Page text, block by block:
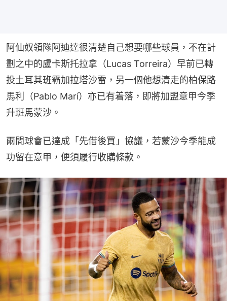
阿仙奴領隊阿迪達很清楚自己想要哪些球員，不在計
劃之中的盧卡斯托拉拿（Lucas Torreira）早前已轉
投土耳其班霸加拉塔沙雷，另一個他想清走的柏保路
馬利（Pablo Marí）亦已有着落，即將加盟意甲今季
升班馬蒙沙。
兩間球會已達成「先借後買」協議，若蒙沙今季能成
功留在意甲，便須履行收購條款。